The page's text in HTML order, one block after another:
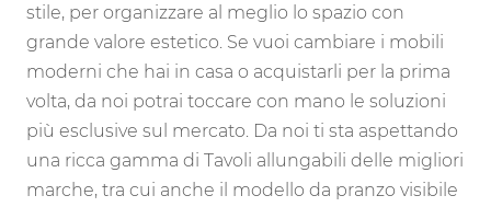
stile, per organizzare al meglio lo spazio con
grande valore estetico. Se vuoi cambiare i mobili
moderni che hai in casa o acquistarli per la prima
volta, da noi potrai toccare con mano le soluzioni
più esclusive sul mercato. Da noi ti sta aspettando
una ricca gamma di Tavoli allungabili delle migliori
marche, tra cui anche il modello da pranzo visibile